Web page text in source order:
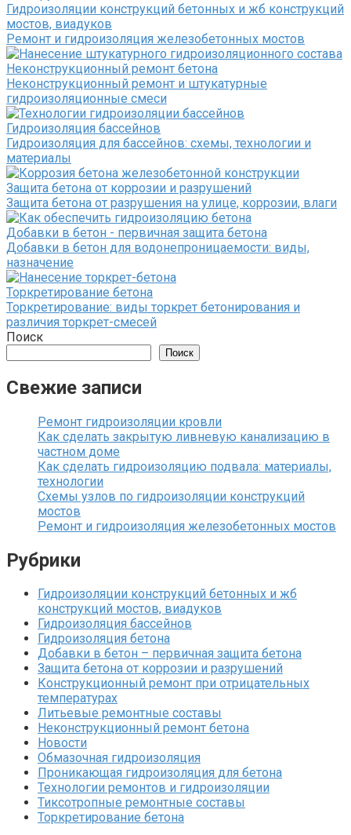
Гидроизоляции конструкций бетонных и жб конструкций
мостов, виадуков
Ремонт и гидроизоляция железобетонных мостов
Неконструкционный ремонт бетона
Неконструкционный ремонт и штукатурные
гидроизоляционные смеси
Гидроизоляция бассейнов
Гидроизоляция для бассейнов: схемы, технологии и
материалы
Защита бетона от коррозии и разрушений
Защита бетона от разрушения на улице, коррозии, влаги
Добавки в бетон - первичная защита бетона
Добавки в бетон для водонепроницаемости: виды,
назначение
Торкретирование бетона
Торкретирование: виды торкрет бетонирования и
различия торкрет-смесей
Поиск
Поиск
Свежие записи
Ремонт гидроизоляции кровли
Как сделать закрытую ливневую канализацию в
частном доме
Как сделать гидроизоляцию подвала: материалы,
технологии
Схемы узлов по гидроизоляции конструкций
мостов
Ремонт и гидроизоляция железобетонных мостов
Рубрики
Гидроизоляции конструкций бетонных и жб
конструкций мостов, виадуков
Гидроизоляция бассейнов
Гидроизоляция бетона
Добавки в бетон – первичная защита бетона
Защита бетона от коррозии и разрушений
Конструкционный ремонт при отрицательных
температурах
Литьевые ремонтные составы
Неконструкционный ремонт бетона
Новости
Обмазочная гидроизоляция
Проникающая гидроизоляция для бетона
Технологии ремонтов и гидроизоляции
Тиксотропные ремонтные составы
Торкретирование бетона